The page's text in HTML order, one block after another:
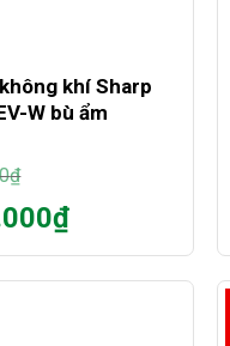
khí Sharp
W bù ẩm
₫
₫